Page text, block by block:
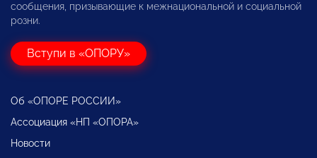
сообщения, призывающие к межнациональной и социальной
розни.
Вступи в «ОПОРУ»
Об «ОПОРЕ РОССИИ»
Ассоциация «НП «ОПОРА»
Новости